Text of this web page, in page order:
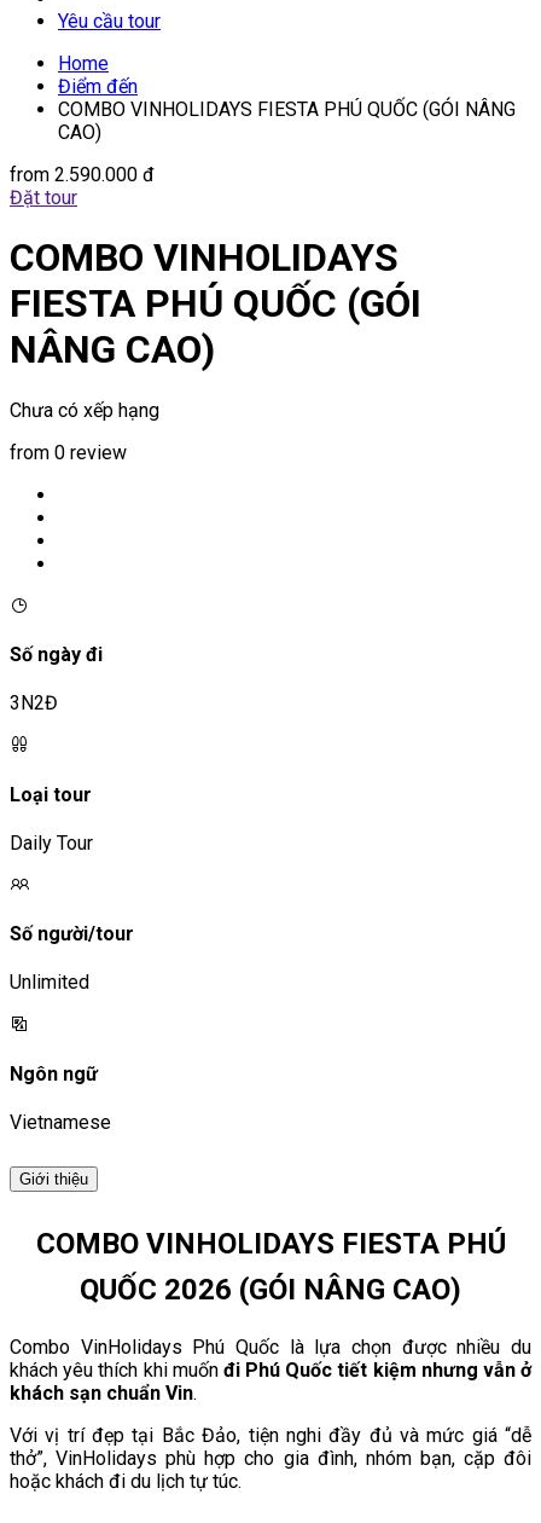
Yêu cầu tour
Home
Điểm đến
COMBO VINHOLIDAYS FIESTA PHÚ QUỐC (GÓI NÂNG
CAO)
from 2.590.000 đ
Đặt tour
COMBO VINHOLIDAYS
FIESTA PHÚ QUỐC (GÓI
NÂNG CAO)
Chưa có xếp hạng
from 0 review
Số ngày đi
3N2Đ
Loại tour
Daily Tour
Số người/tour
Unlimited
Ngôn ngữ
Vietnamese
Giới thiệu
COMBO VINHOLIDAYS FIESTA PHÚ
QUỐC 2026 (GÓI NÂNG CAO)
Combo VinHolidays Phú Quốc là lựa chọn được nhiều du
khách yêu thích khi muốn đi Phú Quốc tiết kiệm nhưng vẫn ở
khách sạn chuẩn Vin.
Với vị trí đẹp tại Bắc Đảo, tiện nghi đầy đủ và mức giá “dễ
thở”, VinHolidays phù hợp cho gia đình, nhóm bạn, cặp đôi
hoặc khách đi du lịch tự túc.